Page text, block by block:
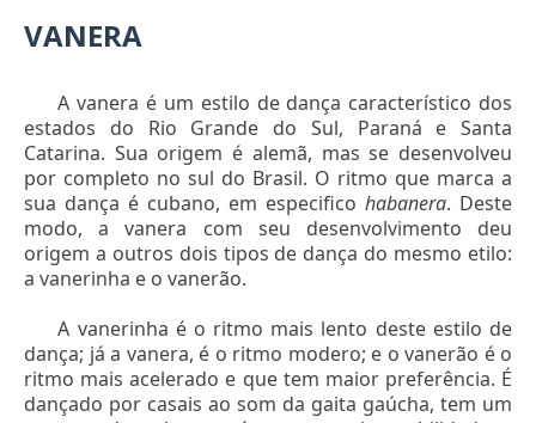
VANERA
A vanera é um estilo de dança característico dos
estados do Rio Grande do Sul, Paraná e Santa
Catarina. Sua origem é alemã, mas se desenvolveu
por completo no sul do Brasil. O ritmo que marca a
sua dança é cubano, em especifico habanera. Deste
modo, a vanera com seu desenvolvimento deu
origem a outros dois tipos de dança do mesmo etilo:
a vanerinha e o vanerão.
A vanerinha é o ritmo mais lento deste estilo de
dança; já a vanera, é o ritmo modero; e o vanerão é o
ritmo mais acelerado e que tem maior preferência. É
dançado por casais ao som da gaita gaúcha, tem um